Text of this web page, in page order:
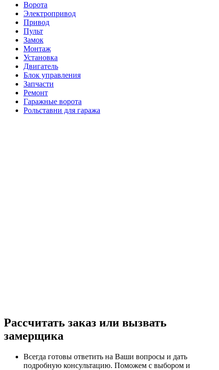
Ворота
Электропривод
Привод
Пульт
Замок
Монтаж
Установка
Двигатель
Блок управления
Запчасти
Ремонт
Гаражные ворота
Рольставни для гаража
Рассчитать заказ или вызвать
замерщика
Всегда готовы ответить на Ваши вопросы и дать
подробную консультацию. Поможем с выбором и